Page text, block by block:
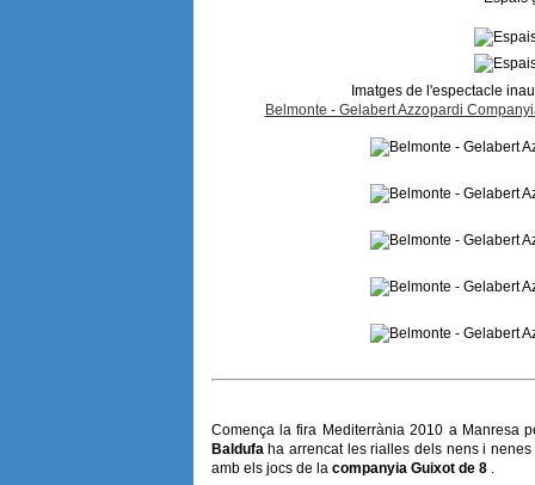
Imatges de l'espectacle
Belmonte - Gelabert Azzopardi
Comença la fira Mediterrània 2010 a Manresa
Baldufaha arrencat les rialles dels nens i
amb els jocs de lacompanyia Guixot de 8.